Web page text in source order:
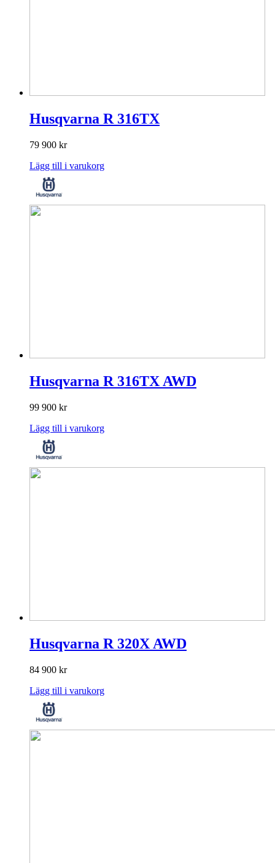
Husqvarna R 316TX
79 900 kr
Lägg till i varukorg
Husqvarna R 316TX AWD
99 900 kr
Lägg till i varukorg
Husqvarna R 320X AWD
84 900 kr
Lägg till i varukorg